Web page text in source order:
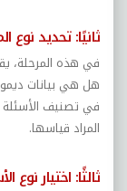
ثانيًا: تحديد نوع
في هذه المرحلة،
هل هي بيانات
في تصنيف الأسئلة
المراد قياسها.
ثالثًا: اختيار نوع